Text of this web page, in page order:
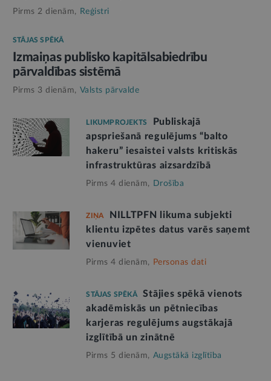
Pirms 2 dienām, Reģistri
STĀJAS SPĒKĀ
Izmaiņas publisko kapitālsabiedrību
pārvaldības sistēmā
Pirms 3 dienām, Valsts pārvalde
LIKUMPROJEKTS
Publiskajā
apspriešanā regulējums “balto
hakeru” iesaistei valsts kritiskās
infrastruktūras aizsardzībā
Pirms 4 dienām, Drošība
ZIŅA
NILLTPFN likuma subjekti
klientu izpētes datus varēs saņemt
vienuviet
Pirms 4 dienām, Personas dati
STĀJAS SPĒKĀ
Stājies spēkā vienots
akadēmiskās un pētniecības
karjeras regulējums augstākajā
izglītībā un zinātnē
Pirms 5 dienām, Augstākā izglītība